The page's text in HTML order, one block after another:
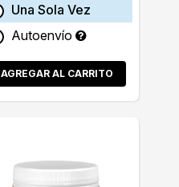
Una Sola Vez
Autoenvío
AGREGAR AL CARRITO